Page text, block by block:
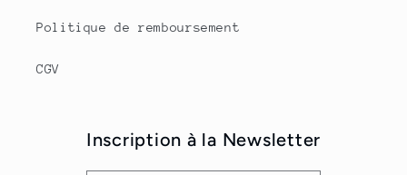
Politique de remboursement
CGV
Inscription à la Newsletter